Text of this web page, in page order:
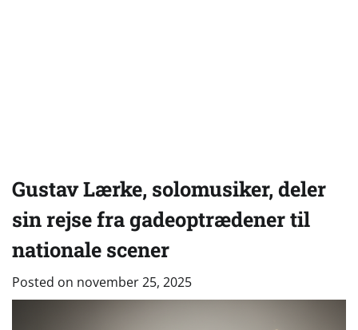
Gustav Lærke, solomusiker, deler
sin rejse fra gadeoptrædener til
nationale scener
Posted on november 25, 2025